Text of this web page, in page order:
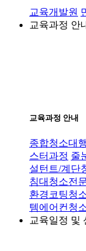
교육개발원
교육과정 안
교육과정 안내
종합청소대
스터과정 줄
설턴트/계단
침대청소전
환경코팅청
템에어컨청
교육일정 및